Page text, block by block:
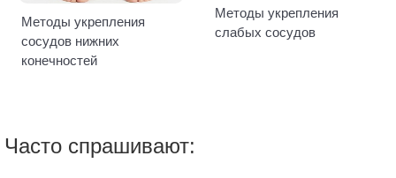
Методы укрепления
сосудов нижних
конечностей
Методы укрепления
слабых сосудов
Часто спрашивают: